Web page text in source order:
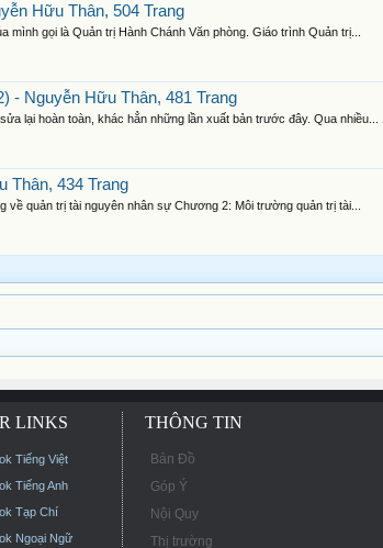
Hữu Thân, 504 Trang
gọi là Quản trị Hành Chánh Văn phòng. Giáo trình Quản trị...
- Nguyễn Hữu Thân, 481 Trang
lại hoàn toàn, khác hẳn những lần xuất bản trước đây. Qua nhiều...
Thân, 434 Trang
quản trị tài nguyên nhân sự Chương 2: Môi trường quản trị tài...
LINKS
Tiếng Việt
Tiếng Anh
Tạp Chí
Ngoại Ngữ
THÔNG TIN
Bản Đồ
Góp Ý
Nội Quy
Thị trường